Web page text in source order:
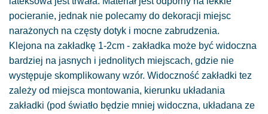
pocieranie, jednak nie polecamy do dekoracji miejsc
narażonych na częsty dotyk i mocne zabrudzenia.
Klejona na zakładkę 1-2cm - zakładka może być widoczna
bardziej na jasnych i jednolitych miejscach, gdzie nie
występuje skomplikowany wzór. Widoczność zakładki tez
zależy od miejsca montowania, kierunku układania
zakładki (pod światło będzie mniej widoczna, układana ze